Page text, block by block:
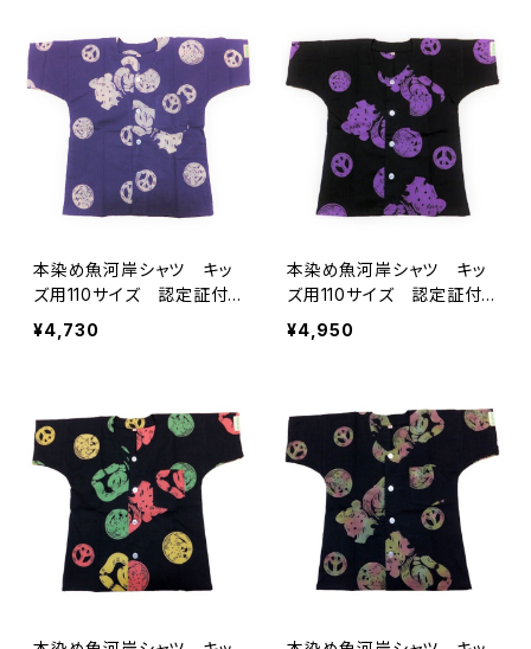
本染め魚河岸シャツ キッ
ズ用110サイズ 認定証付
き 木綿晒 平和柄 紫×
白 子供用 日本製 注染
ツ てぬぐいシャツ 濱い
ちシャツ 焼津 浜通り
港町
¥4,730
本染め魚河岸シャツ キッ
ズ用110サイズ 認定証付
き 木綿晒 平和柄 黒×
紫 子供用 日本製 注染
ツ てぬぐいシャツ 濱い
ちシャツ 焼津 浜通り
港町
¥4,950